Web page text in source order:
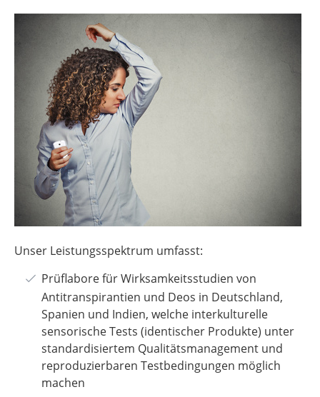
Unser Leistungsspektrum umfasst:
Prüflabore für Wirksamkeitsstudien von
Antitranspirantien und Deos in Deutschland,
Spanien und Indien, welche interkulturelle
sensorische Tests (identischer Produkte) unter
standardisiertem Qualitätsmanagement und
reproduzierbaren Testbedingungen möglich
machen